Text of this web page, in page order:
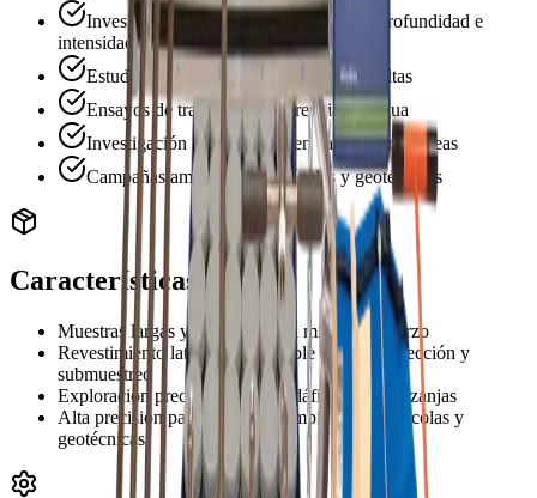
Investigación de raíces en términos de profundidad e
intensidad
Estudios de humedad y sustancias disueltas
Ensayos de transporte preferencial de agua
Investigación arqueológica en capas homogéneas
Campañas ambientales, agrícolas y geotécnicas
Características
Muestras largas y continuas con mínimo esfuerzo
Revestimiento lateral desmontable facilita inspección y
submuestreo
Exploración precisa del perfil edáfico sin abrir zanjas
Alta precisión para campañas ambientales, agrícolas y
geotécnicas